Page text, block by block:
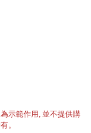
示範作用, 並不提供購
。